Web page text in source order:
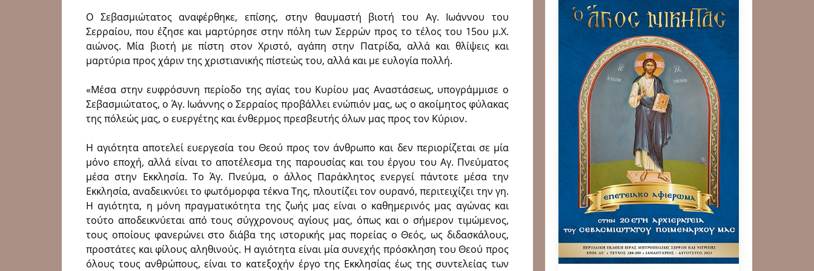
Ο Σεβασμιώτατος αναφέρθηκε, επίσης, στην θαυμαστή βιοτή του Αγ. Ιωάννου του
Σερραίου, που έζησε και μαρτύρησε στην πόλη των Σερρών προς το τέλος του 15ου μ.Χ.
αιώνος. Μία βιοτή με πίστη στον Χριστό, αγάπη στην Πατρίδα, αλλά και θλίψεις και
μαρτύρια προς χάριν της χριστιανικής πίστεώς του, αλλά και με ευλογία πολλή.
«Μέσα στην ευφρόσυνη περίοδο της αγίας του Κυρίου μας Αναστάσεως, υπογράμμισε ο
Σεβασμιώτατος, ο Άγ. Ιωάννης ο Σερραίος προβάλλει ενώπιόν μας, ως ο ακοίμητος φύλακας
της πόλεώς μας, ο ευεργέτης και ένθερμος πρεσβευτής όλων μας προς τον Κύριον.
Η αγιότητα αποτελεί ευεργεσία του Θεού προς τον άνθρωπο και δεν περιορίζεται σε μία
μόνο εποχή, αλλά είναι το αποτέλεσμα της παρουσίας και του έργου του Αγ. Πνεύματος
μέσα στην Εκκλησία. Το Άγ. Πνεύμα, ο άλλος Παράκλητος ενεργεί πάντοτε μέσα την
Εκκλησία, αναδεικνύει το φωτόμορφα τέκνα Της, πλουτίζει τον ουρανό, περιτειχίζει την γη.
Η αγιότητα, η μόνη πραγματικότητα της ζωής μας είναι ο καθημερινός μας αγώνας και
τούτο αποδεικνύεται από τους σύγχρονους αγίους μας, όπως και ο σήμερον τιμώμενος,
τους οποίους φανερώνει στο διάβα της ιστορικής μας πορείας ο Θεός, ως διδασκάλους,
προστάτες και φίλους αληθινούς. Η αγιότητα είναι μία συνεχής πρόσκληση του Θεού προς
όλους τους ανθρώπους, είναι το κατεξοχήν έργο της Εκκλησίας έως της συντελείας των